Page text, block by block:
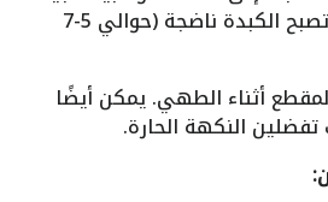
حتى يتحمر الجانبان وتصبح الكبدة ناضجة (حوالي 5-7
أثناء الطهي. يمكن أيضًا
النكهة الحارة.